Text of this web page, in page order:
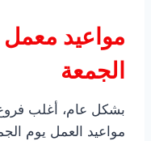
مواعيد معمل
الجمعة
بشكل عام، أغلب
مواعيد العمل يوم